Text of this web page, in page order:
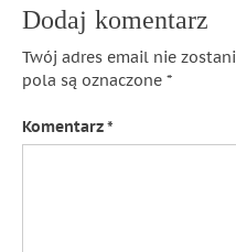
Dodaj komentarz
Twój adres email nie
pola są oznaczone *
Komentarz*